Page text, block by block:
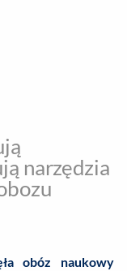
narzędzia
obóz naukowy